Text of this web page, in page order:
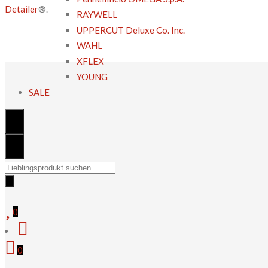
RAYWELL
UPPERCUT Deluxe Co. Inc.
WAHL
XFLEX
YOUNG
SALE
Suchen
0
0
war:
38,00 €.
Detailer®.